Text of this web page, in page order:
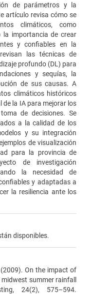
de parámetros y la
artículo revisa cómo se
climáticos, como
la importancia de crear
y confiables en la
las técnicas de
profundo (DL) para
y sequías, la
de sus causas. A
climáticos históricos
de la IA para mejorar los
de decisiones. Se
a la calidad de los
y su integración
de visualización
para la provincia de
de investigación
la necesidad de
y adaptadas a
la resiliencia ante los
disponibles.
(2009). On the impact of
summer rainfall
24(2), 575–594.